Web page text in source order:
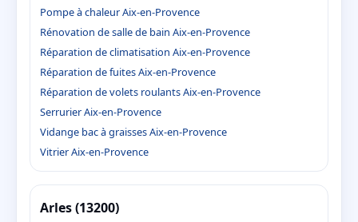
Pompe à chaleur Aix-en-Provence
Rénovation de salle de bain Aix-en-Provence
Réparation de climatisation Aix-en-Provence
Réparation de fuites Aix-en-Provence
Réparation de volets roulants Aix-en-Provence
Serrurier Aix-en-Provence
Vidange bac à graisses Aix-en-Provence
Vitrier Aix-en-Provence
Arles (13200)